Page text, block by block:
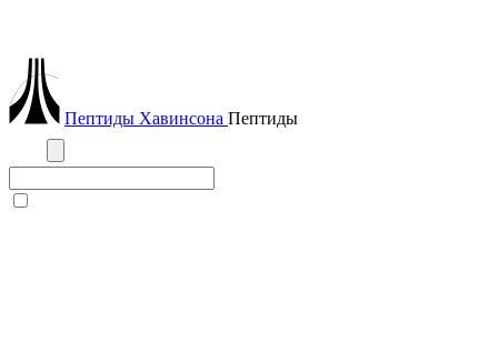
Пептиды Хавинсона Пептиды